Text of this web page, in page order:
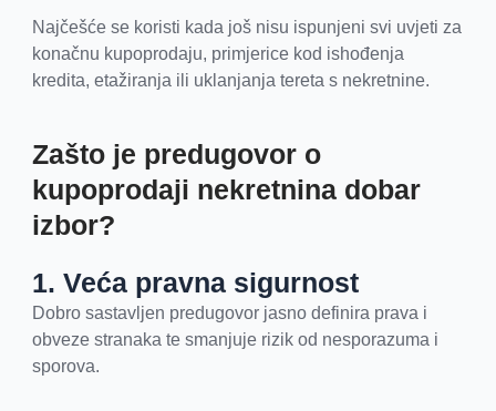
Najčešće se koristi kada još nisu ispunjeni svi uvjeti za
konačnu kupoprodaju, primjerice kod ishođenja
kredita, etažiranja ili uklanjanja tereta s nekretnine.
Zašto je predugovor o
kupoprodaji nekretnina dobar
izbor?
1. Veća pravna sigurnost
Dobro sastavljen predugovor jasno definira prava i
obveze stranaka te smanjuje rizik od nesporazuma i
sporova.